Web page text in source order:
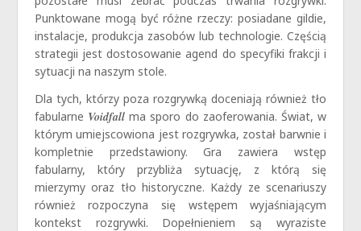
Punktowane mogą być różne rzeczy: posiadane gildie,
instalacje, produkcja zasobów lub technologie. Częścią
strategii jest dostosowanie agend do specyfiki frakcji i
sytuacji na naszym stole.
Dla tych, którzy poza rozgrywką doceniają również tło
fabularne Voidfall ma sporo do zaoferowania. Świat, w
którym umiejscowiona jest rozgrywka, został barwnie i
kompletnie przedstawiony. Gra zawiera wstęp
fabularny, który przybliża sytuację, z którą się
mierzymy oraz tło historyczne. Każdy ze scenariuszy
również rozpoczyna się wstępem wyjaśniającym
kontekst rozgrywki. Dopełnieniem są wyraziste